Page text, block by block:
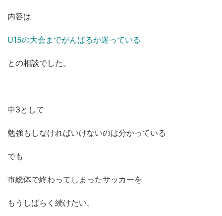
内容は
U15の大会までがんばるか迷っている
との相談でした。
中3として
勉強もしなければいけないのは分かっている
でも
市総体で終わってしまったサッカーを
もうしばらく続けたい。